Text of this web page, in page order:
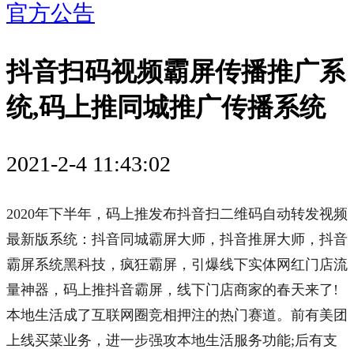
官方公告
抖音扫码视频霸屏传播推广系
统,码上推同城推广传播系统
2021-2-4 11:43:02
2020年下半年， 码上推发布抖音扫二维码自动转发视频
最新版系统：抖音同城霸屏大师，抖音推屏大师，抖音
霸屏系统黑科技，疯狂霸屏，引爆线下实体网红门店流
量神器， 码上推抖音霸屏 ，线下门店商家的春天来了!
本地生活成了互联网圈竞相押注的热门赛道。前有美团
上线买菜业务，进一步强攻本地生活服务功能;后有支